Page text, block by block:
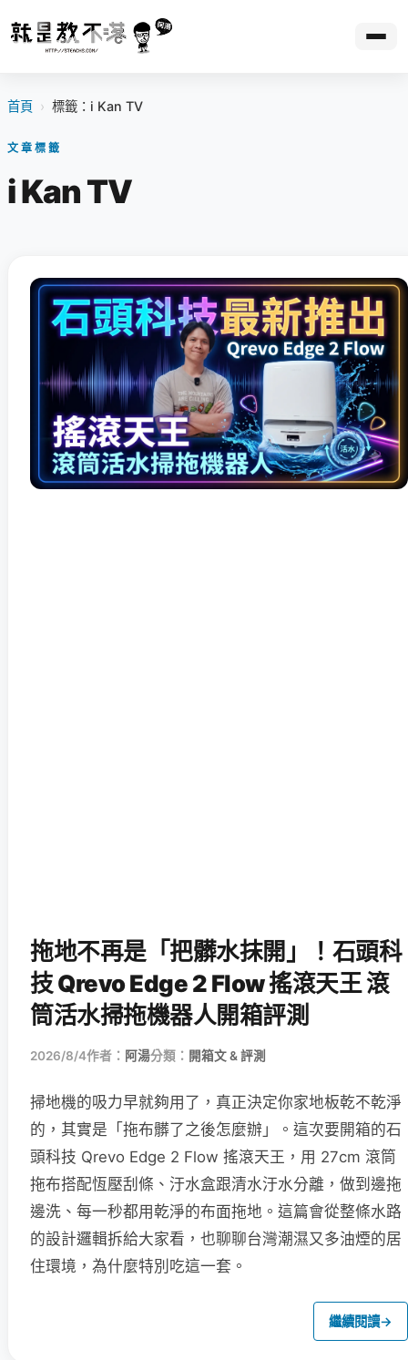
首頁 › 標籤：i Kan TV
文章標籤
i Kan TV
拖地不再是「把髒水抹開」！石頭科
技 Qrevo Edge 2 Flow 搖滾天王 滾
筒活水掃拖機器人開箱評測
2026/8/4作者： 阿湯分類： 開箱文 & 評測
掃地機的吸力早就夠用了，真正決定你家地板乾不乾淨
的，其實是「拖布髒了之後怎麼辦」。這次要開箱的石
頭科技 Qrevo Edge 2 Flow 搖滾天王，用 27cm 滾筒
拖布搭配恆壓刮條、汙水盒跟清水汙水分離，做到邊拖
邊洗、每一秒都用乾淨的布面拖地。這篇會從整條水路
的設計邏輯拆給大家看，也聊聊台灣潮濕又多油煙的居
住環境，為什麼特別吃這一套。
繼續閱讀→